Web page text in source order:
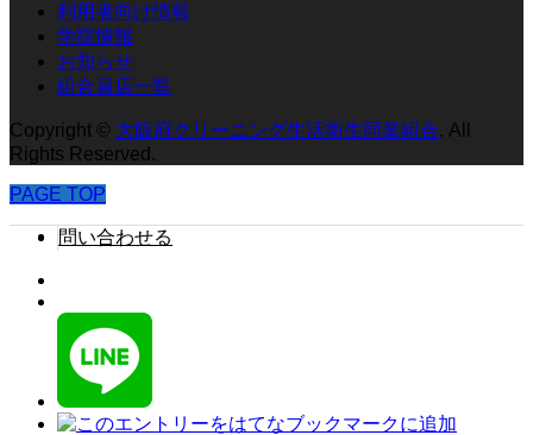
利用者向け情報
学院情報
お知らせ
組合員店一覧
Copyright © 大阪府クリーニング生活衛生同業組合. All
Rights Reserved.
PAGE TOP
問い合わせる